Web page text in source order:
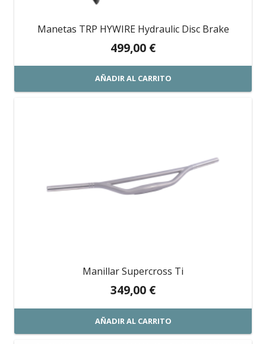
Manetas TRP HYWIRE Hydraulic Disc Brake
499,00 €
AÑADIR AL CARRITO
Manillar Supercross Ti
349,00 €
AÑADIR AL CARRITO